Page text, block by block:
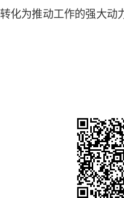
化为推动工作的强大